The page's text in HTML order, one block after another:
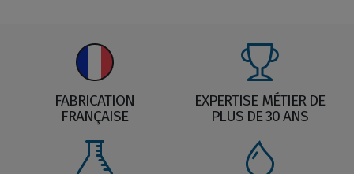
FABRICATION
FRANÇAISE
EXPERTISE MÉTIER DE
PLUS DE 30 ANS